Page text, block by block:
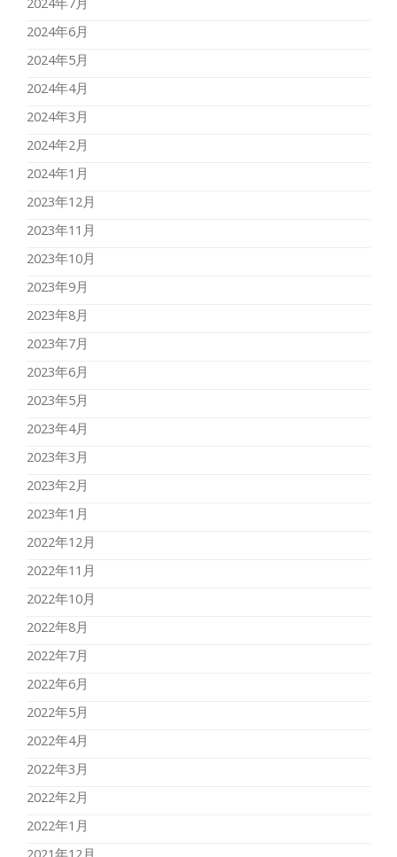
2024年6月
2024年5月
2024年4月
2024年3月
2024年2月
2024年1月
2023年12月
2023年11月
2023年10月
2023年9月
2023年8月
2023年7月
2023年6月
2023年5月
2023年4月
2023年3月
2023年2月
2023年1月
2022年12月
2022年11月
2022年10月
2022年8月
2022年7月
2022年6月
2022年5月
2022年4月
2022年3月
2022年2月
2022年1月